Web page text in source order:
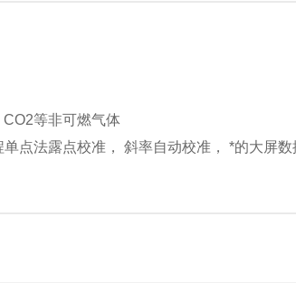
等非可燃气体
点法露点校准， 斜率自动校准， *的大屏数